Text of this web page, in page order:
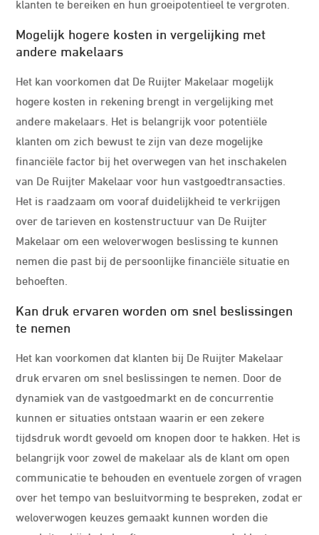
Mogelijk hogere kosten in vergelijking met
andere makelaars
Het kan voorkomen dat De Ruijter Makelaar mogelijk
hogere kosten in rekening brengt in vergelijking met
andere makelaars. Het is belangrijk voor potentiële
klanten om zich bewust te zijn van deze mogelijke
financiële factor bij het overwegen van het inschakelen
van De Ruijter Makelaar voor hun vastgoedtransacties.
Het is raadzaam om vooraf duidelijkheid te verkrijgen
over de tarieven en kostenstructuur van De Ruijter
Makelaar om een weloverwogen beslissing te kunnen
nemen die past bij de persoonlijke financiële situatie en
behoeften.
Kan druk ervaren worden om snel beslissingen
te nemen
Het kan voorkomen dat klanten bij De Ruijter Makelaar
druk ervaren om snel beslissingen te nemen. Door de
dynamiek van de vastgoedmarkt en de concurrentie
kunnen er situaties ontstaan waarin er een zekere
tijdsdruk wordt gevoeld om knopen door te hakken. Het is
belangrijk voor zowel de makelaar als de klant om open
communicatie te behouden en eventuele zorgen of vragen
over het tempo van besluitvorming te bespreken, zodat er
weloverwogen keuzes gemaakt kunnen worden die